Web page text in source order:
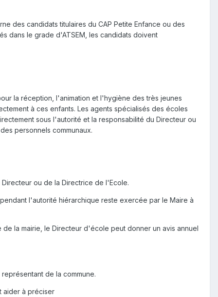
des candidats titulaires du CAP Petite Enfance ou des
dans le grade d'ATSEM, les candidats doivent
la réception, l'animation et l'hygiène des très jeunes
à ces enfants. Les agents spécialisés des écoles
sous l'autorité et la responsabilité du Directeur ou
personnels communaux.
ou de la Directrice de l'Ecole.
l'autorité hiérarchique reste exercée par le Maire à
la mairie, le Directeur d'école peut donner un avis annuel
de la commune.
aider à préciser